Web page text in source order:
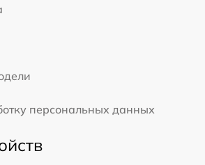
персональных данных